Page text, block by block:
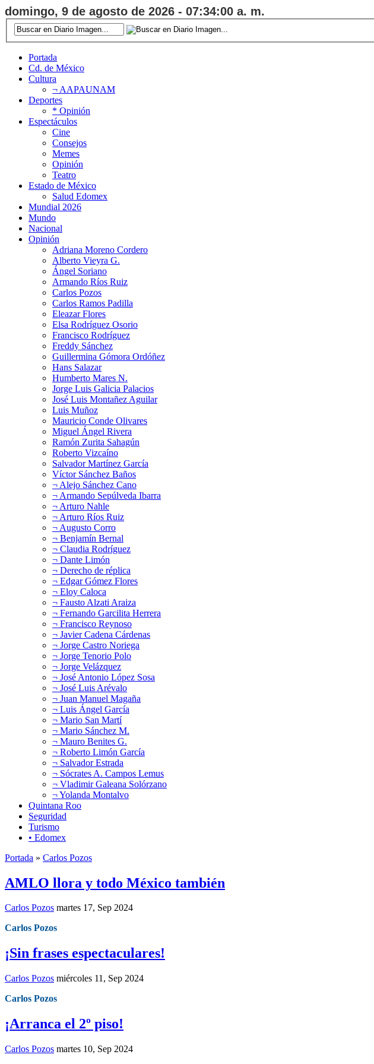
domingo, 9 de agosto de 2026 - 07:34:01 a. m.
Portada
Cd. de México
Cultura
¬ AAPAUNAM
Deportes
* Opinión
Espectáculos
Cine
Consejos
Memes
Opinión
Teatro
Estado de México
Salud Edomex
Mundial 2026
Mundo
Nacional
Opinión
Adriana Moreno Cordero
Alberto Vieyra G.
Ángel Soriano
Armando Ríos Ruiz
Carlos Pozos
Carlos Ramos Padilla
Eleazar Flores
Elsa Rodríguez Osorio
Francisco Rodríguez
Freddy Sánchez
Guillermina Gómora Ordóñez
Hans Salazar
Humberto Mares N.
Jorge Luis Galicia Palacios
José Luis Montañez Aguilar
Luis Muñoz
Mauricio Conde Olivares
Miguel Ángel Rivera
Ramón Zurita Sahagún
Roberto Vizcaíno
Salvador Martínez García
Víctor Sánchez Baños
¬ Alejo Sánchez Cano
¬ Armando Sepúlveda Ibarra
¬ Arturo Nahle
¬ Arturo Ríos Ruiz
¬ Augusto Corro
¬ Benjamín Bernal
¬ Claudia Rodríguez
¬ Dante Limón
¬ Derecho de réplica
¬ Edgar Gómez Flores
¬ Eloy Caloca
¬ Fausto Alzati Araiza
¬ Fernando Garcilita Herrera
¬ Francisco Reynoso
¬ Javier Cadena Cárdenas
¬ Jorge Castro Noriega
¬ Jorge Tenorio Polo
¬ Jorge Velázquez
¬ José Antonio López Sosa
¬ José Luis Arévalo
¬ Juan Manuel Magaña
¬ Luis Ángel García
¬ Mario San Martí
¬ Mario Sánchez M.
¬ Mauro Benites G.
¬ Roberto Limón García
¬ Salvador Estrada
¬ Sócrates A. Campos Lemus
¬ Vladimir Galeana Solórzano
¬ Yolanda Montalvo
Quintana Roo
Seguridad
Turismo
• Edomex
Portada » Carlos Pozos
AMLO llora y todo México también
Carlos Pozos martes 17, Sep 2024
Carlos Pozos
¡Sin frases espectaculares!
Carlos Pozos miércoles 11, Sep 2024
Carlos Pozos
¡Arranca el 2º piso!
Carlos Pozos martes 10, Sep 2024